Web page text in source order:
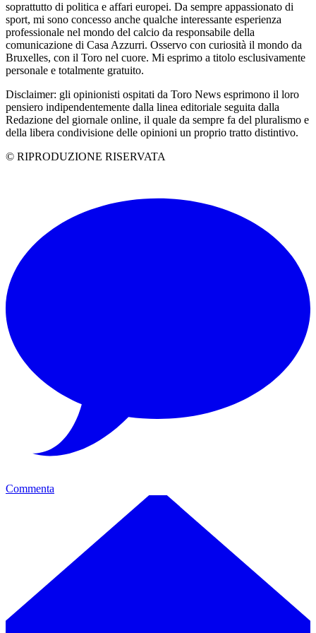
soprattutto di politica e affari europei. Da sempre appassionato di
sport, mi sono concesso anche qualche interessante esperienza
professionale nel mondo del calcio da responsabile della
comunicazione di Casa Azzurri. Osservo con curiosità il mondo da
Bruxelles, con il Toro nel cuore. Mi esprimo a titolo esclusivamente
personale e totalmente gratuito.
Disclaimer: gli opinionisti ospitati da Toro News esprimono il loro
pensiero indipendentemente dalla linea editoriale seguita dalla
Redazione del giornale online, il quale da sempre fa del pluralismo e
della libera condivisione delle opinioni un proprio tratto distintivo.
© RIPRODUZIONE RISERVATA
Commenta